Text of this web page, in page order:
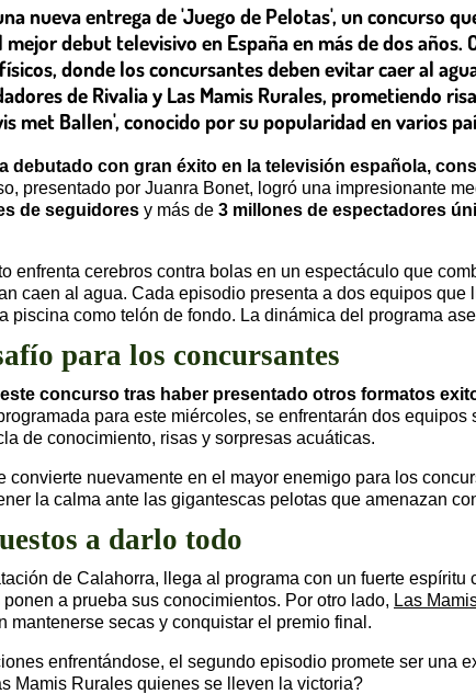
nueva entrega de 'Juego de Pelotas', un concurso
debut televisivo en España en más de dos
donde los concursantes deben evitar caer al
de Rivalia y Las Mamis Rurales, prometiendo
met Ballen', conocido por su popularidad en varios
debutado con gran éxito en la televisión española,
presentado por Juanra Bonet, logró una impresionante
de seguidores y más de 3 millones de espectadores
enfrenta cerebros contra bolas en un espectáculo que
caen al agua. Cada episodio presenta a dos equipos
piscina como telón de fondo. La dinámica del programa
para los concursantes
concurso tras haber presentado otros formatos
para este miércoles, se enfrentarán dos
de conocimiento, risas y sorpresas acuáticas.
convierte nuevamente en el mayor enemigo para los
la calma ante las gigantescas pelotas que amenazan
a darlo todo
de Calahorra, llega al programa con un fuerte
a prueba sus conocimientos. Por otro lado, Las
mantenerse secas y conquistar el premio final.
enfrentándose, el segundo episodio promete ser
Mamis Rurales quienes se lleven la victoria?